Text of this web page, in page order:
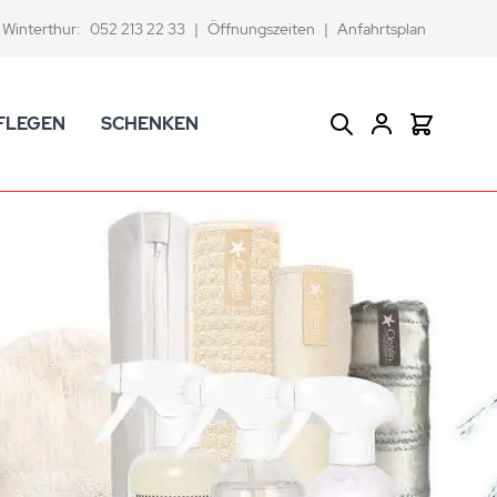
Winterthur: 052 213 22 33 | Öffnungszeiten | Anfahrtsplan
becher
-sprudler
und -spender
und Ersatzbürsten
Badezimmer-Artikel
SCHENKEN
Gutscheine
Versace Geschenkartikel
Suche